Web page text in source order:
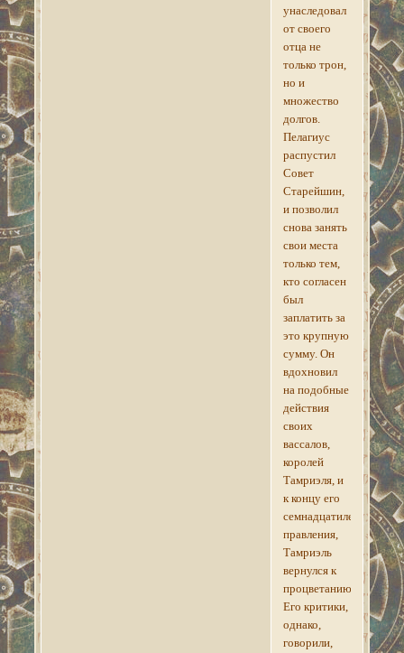
унаследовал
от своего
отца не
только трон,
но и
множество
долгов.
Пелагиус
распустил
Совет
Старейшин,
и позволил
снова занять
свои места
только тем,
кто согласен
был
заплатить за
это крупную
сумму. Он
вдохновил
на подобные
действия
своих
вассалов,
королей
Тамриэля, и
к концу его
семнадцатилетнего
правления,
Тамриэль
вернулся к
процветанию.
Его критики,
однако,
говорили,